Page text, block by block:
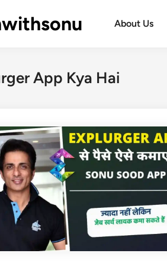
About Us
App Kya Hai